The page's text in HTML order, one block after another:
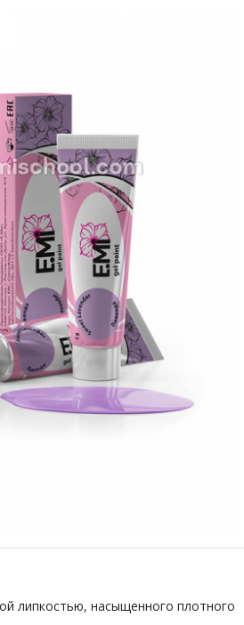
липкостью, насыщенного плотного